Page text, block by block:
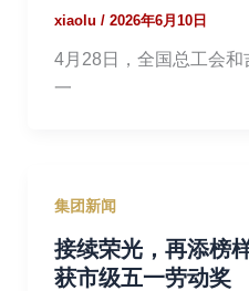
xiaolu / 2026年6月10日
4月28日，全国总工会和
一
集团新闻
接续荣光，再添榜
获市级五一劳动奖